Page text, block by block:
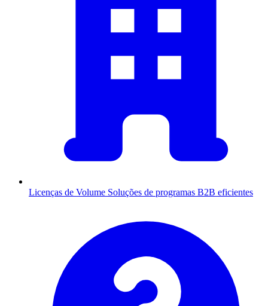
Licenças de Volume Soluções de programas B2B eficientes